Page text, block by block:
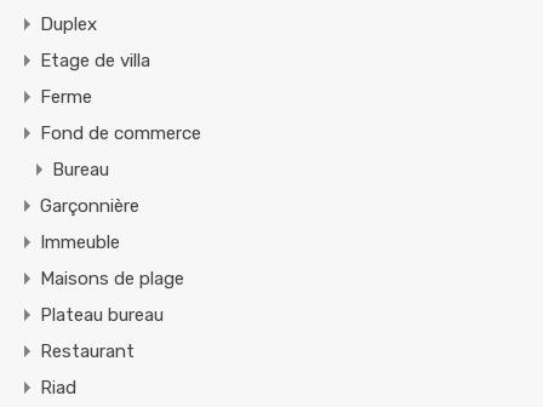
Duplex
Etage de villa
Ferme
Fond de commerce
Bureau
Garçonnière
Immeuble
Maisons de plage
Plateau bureau
Restaurant
Riad